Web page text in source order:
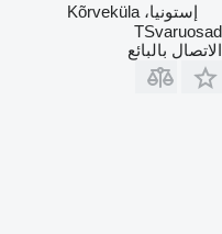
إستونيا، Kõrveküla
TSvaruosad
الاتصال بالبائع